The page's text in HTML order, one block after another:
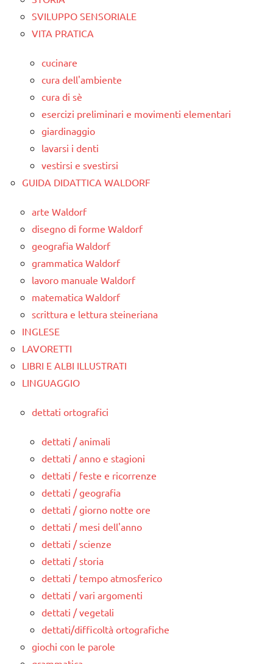
SVILUPPO SENSORIALE
VITA PRATICA
cucinare
cura dell'ambiente
cura di sè
esercizi preliminari e movimenti elementari
giardinaggio
lavarsi i denti
vestirsi e svestirsi
GUIDA DIDATTICA WALDORF
arte Waldorf
disegno di forme Waldorf
geografia Waldorf
grammatica Waldorf
lavoro manuale Waldorf
matematica Waldorf
scrittura e lettura steineriana
INGLESE
LAVORETTI
LIBRI E ALBI ILLUSTRATI
LINGUAGGIO
dettati ortografici
dettati / animali
dettati / anno e stagioni
dettati / feste e ricorrenze
dettati / geografia
dettati / giorno notte ore
dettati / mesi dell'anno
dettati / scienze
dettati / storia
dettati / tempo atmosferico
dettati / vari argomenti
dettati / vegetali
dettati/difficoltà ortografiche
giochi con le parole